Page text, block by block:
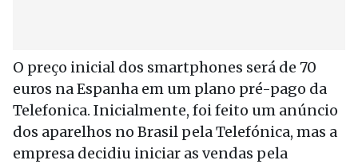
O preço inicial dos smartphones será de 70
euros na Espanha em um plano pré-pago da
Telefonica. Inicialmente, foi feito um anúncio
dos aparelhos no Brasil pela Telefónica, mas a
empresa decidiu iniciar as vendas pela